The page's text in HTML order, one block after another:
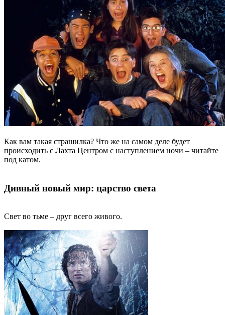
Как вам такая страшилка? Что же на самом деле будет
происходить с Лахта Центром с наступлением ночи – читайте
под катом.
Дивный новый мир: царство света
Свет во тьме – друг всего живого.